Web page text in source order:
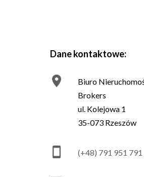
Dane kontaktowe:
Biuro
Brokers
ul. Kolejowa 1
35-073 Rzeszów
(+48) 791 951 791